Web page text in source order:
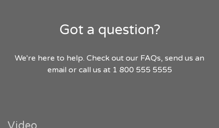
Got a question?
We're here to help. Check out our FAQs, send us an
email or call us at 1 800 555 5555